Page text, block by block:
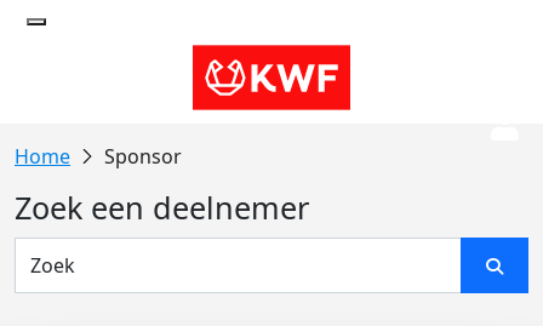
Sponsor
Zoek een deelnemer